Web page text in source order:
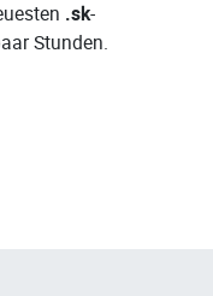
.sk-
Stunden.